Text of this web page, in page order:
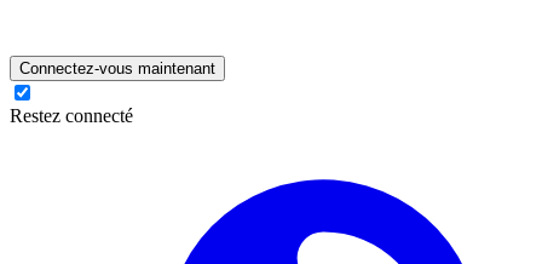
Connectez-vous maintenant
Restez connecté